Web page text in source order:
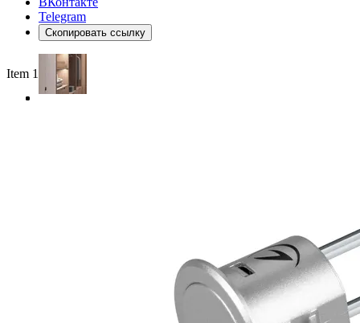
Telegram
Скопировать ссылку
Item 1 of 3